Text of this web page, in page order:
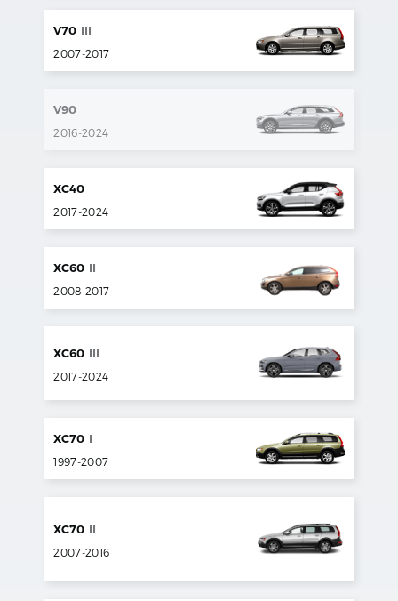
V70 III
2007-2017
V90
2016-2024
XC40
2017-2024
XC60 II
2008-2017
XC60 III
2017-2024
XC70 I
1997-2007
XC70 II
2007-2016